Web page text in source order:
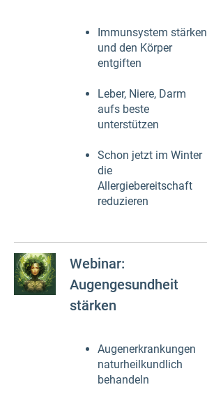
Immunsystem stärken
und den Körper
entgiften
Leber, Niere, Darm
aufs beste
unterstützen
Schon jetzt im Winter
die
Allergiebereitschaft
reduzieren
Webinar:
Augengesundheit
stärken
Augenerkrankungen
naturheilkundlich
behandeln